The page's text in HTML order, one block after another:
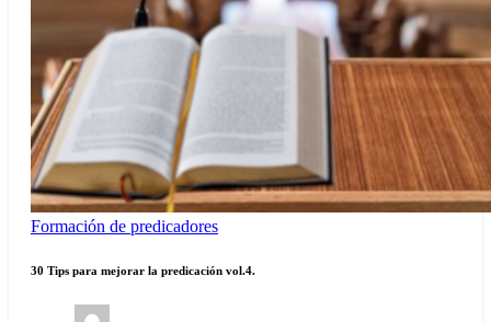
Formación de predicadores
30 Tips para mejorar la predicación vol.4.